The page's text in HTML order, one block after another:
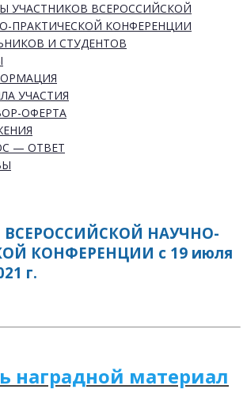
УЧАСТНИКОВ ВСЕРОССИЙСКОЙ
ПРАКТИЧЕСКОЙ КОНФЕРЕНЦИИ
И СТУДЕНТОВ
УЧАСТИЯ
ОФЕРТА
— ОТВЕТ
ВСЕРОССИЙСКОЙ НАУЧНО-
КОНФЕРЕНЦИИ с 19 июля
г.
наградной материал